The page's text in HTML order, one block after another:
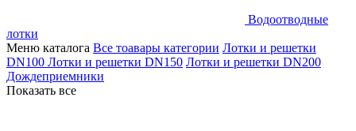
Водоотводные
лотки
Меню каталога Все тоавары категории Лотки и решетки
DN100 Лотки и решетки DN150 Лотки и решетки DN200
Дождеприемники
Показать все